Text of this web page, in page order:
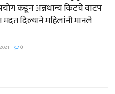
कडून अन्नधान्य किटचे वाटप
दिल्याने महिलांनी मानले
0